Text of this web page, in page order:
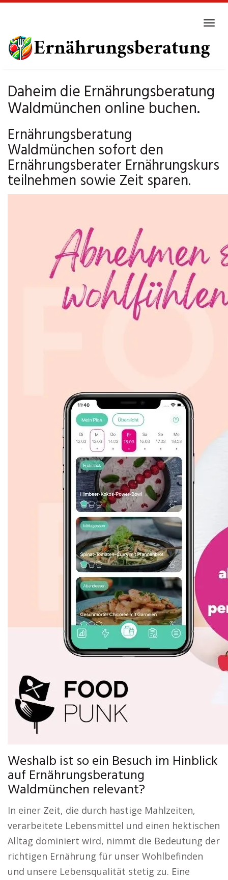
main
content
Daheim die Ernährungsberatung
Waldmünchen online buchen.
Ernährungsberatung
Waldmünchen sofort den
Ernährungsberater Ernährungskurs
teilnehmen sowie Zeit sparen.
Weshalb ist so ein Besuch im Hinblick
auf Ernährungsberatung
Waldmünchen relevant?
In einer Zeit, die durch hastige Mahlzeiten,
verarbeitete Lebensmittel und einen hektischen
Alltag dominiert wird, nimmt die Bedeutung der
richtigen Ernährung für unser Wohlbefinden
und unsere Lebensqualität stetig zu. Eine